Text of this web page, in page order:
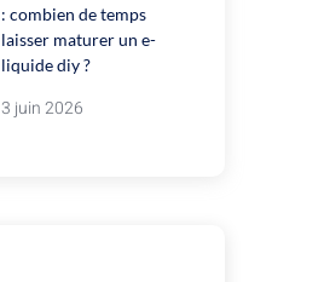
: combien de temps
laisser maturer un e-
liquide diy ?
3 juin 2026